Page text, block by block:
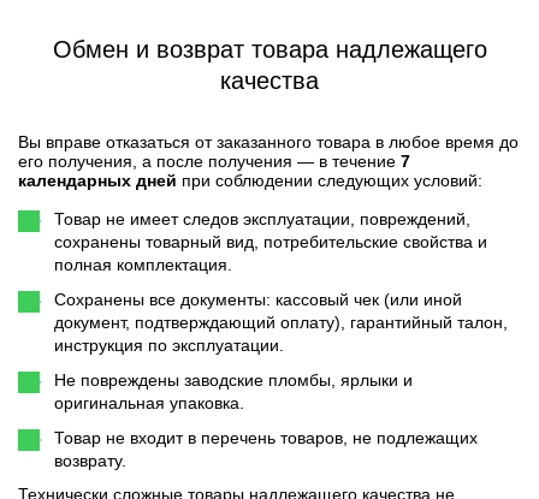
Обмен и возврат товара надлежащего
качества
Вы вправе отказаться от заказанного товара в любое время до
его получения, а после получения — в течение 7
календарных дней при соблюдении следующих условий:
Товар не имеет следов эксплуатации, повреждений,
сохранены товарный вид, потребительские свойства и
полная комплектация.
Сохранены все документы: кассовый чек (или иной
документ, подтверждающий оплату), гарантийный талон,
инструкция по эксплуатации.
Не повреждены заводские пломбы, ярлыки и
оригинальная упаковка.
Товар не входит в перечень товаров, не подлежащих
возврату.
Технически сложные товары надлежащего качества не